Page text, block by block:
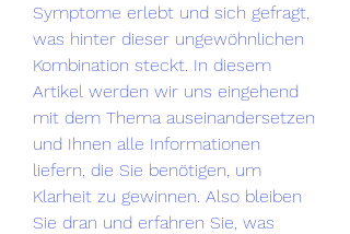
Symptome erlebt und sich gefragt,
was hinter dieser ungewöhnlichen
Kombination steckt. In diesem
Artikel werden wir uns eingehend
mit dem Thema auseinandersetzen
und Ihnen alle Informationen
liefern, die Sie benötigen, um
Klarheit zu gewinnen. Also bleiben
Sie dran und erfahren Sie, was